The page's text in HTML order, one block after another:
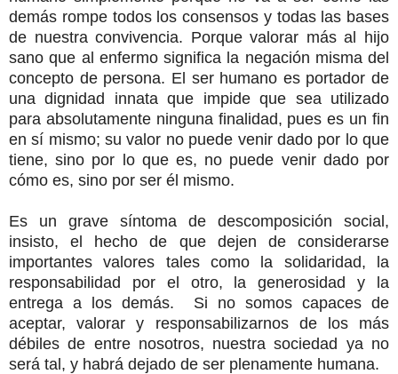
demás rompe todos los consensos y todas las bases
de nuestra convivencia. Porque valorar más al hijo
sano que al enfermo significa la negación misma del
concepto de persona. El ser humano es portador de
una dignidad innata que impide que sea utilizado
para absolutamente ninguna finalidad, pues es un fin
en sí mismo; su valor no puede venir dado por lo que
tiene, sino por lo que es, no puede venir dado por
cómo es, sino por ser él mismo.
Es un grave síntoma de descomposición social,
insisto, el hecho de que dejen de considerarse
importantes valores tales como la solidaridad, la
responsabilidad por el otro, la generosidad y la
entrega a los demás. Si no somos capaces de
aceptar, valorar y responsabilizarnos de los más
débiles de entre nosotros, nuestra sociedad ya no
será tal, y habrá dejado de ser plenamente humana.